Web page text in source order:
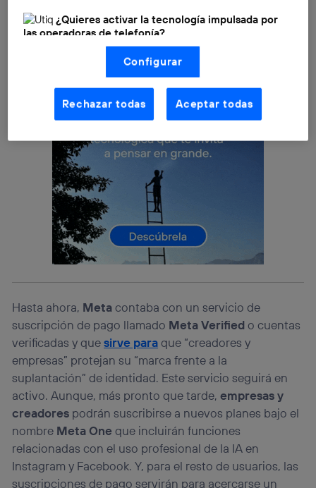
Hasta ahora, Metacontaba con un servicio de
suscripción de pago llamado Meta Verifiedo cuentas
verificadas y quesirve paraque “creadores y
empresas” protejan su “marca frente a la
suplantación” de identidad. Este servicio seguirá en
activo. Aunque, más pronto que tarde,empresas y
creadores podrán suscribirse a nuevos planes bajo el
nombre Meta Oneque incluirán funciones
relacionadas con el uso profesional de la IA en
Instagram y Facebook. Y, para el resto de usuarios, las
suscripciones de pago servirán para acercarse un
¿Quieres activar la tecnología impulsada por
las operadoras de telefonía?
Nosotros, Telefónica S.A., utilizamos la tecnología Utiq para
realizar nuestras acciones de marketing digital o análisis
(como se describe en este aviso de consentimiento)
basadas en tu navegación en nuestra(s) web(s)
aquí(solo cuando utilizas una conexión a
internet habilitada , proporcionada por una de las
operadoras de telefonía participantes, y otorgas tu
La tecnología Utiq está diseñada con la privacidad como
prioridad ofreciéndote elección y control.
La tecnología utiliza un identificador cifrado creado por tu
operadora de telefonía
, utilizando tu dirección IP y otra
información de la cuenta de cliente de
telecomunicaciones vinculada a la conexión que utilizas
(p. ej., número de teléfono móvil).
Este identificador se asigna a la conexión de internet, por
consienta el uso de la tecnología recibirá el mismo
Si utilizas una
conexión de banda ancha(p. ej., Wi-Fi),
el marketing o análisis se realizará en función de las
actividades de navegación de los miembros del hogar
que hayan dado su consentimiento.
Si utilizasdatos móviles, el marketing será más
personalizado, ya que se basará únicamente en la
navegación del usuario del móvil.
Puedes gestionar los consentimientos Utiq seleccionando
“Administrar Utiq” en la parte inferior de esta página web o
visitando el portal de privacidad de Utiq
(“consenthub”). Para más información, consulta
política de privacidad de Utiq
Configurar
Rechazar todas Aceptar todas